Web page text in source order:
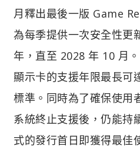
月釋出最後一版 Game
為每季提供一次安全性更
年，直至 2028 年 10 月
顯示卡的支援年限最長可
標準。同時為了確保使
系統終止支援後，仍能持
式的發行首日即獲得最佳